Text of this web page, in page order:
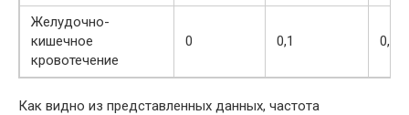
Желудочно-
кишечное
кровотечение
0 0,1 0,1
Как видно из представленных данных, частота